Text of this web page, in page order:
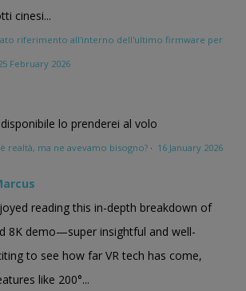
cinesi...
riferimento all'interno dell'ultimo firmware per
February 2026
lo prenderei al volo
è realtà, ma ne avevamo bisogno? · 16 January 2026
reading this in-depth breakdown of
8K demo—super insightful and well-
to see how far VR tech has come,
like 200°...